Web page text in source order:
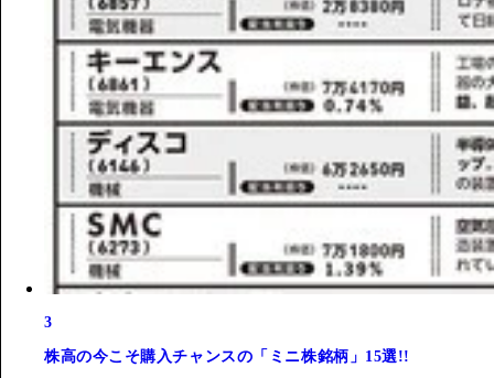
3
株高の今こそ購入チャンスの「ミニ株銘柄」15選!!